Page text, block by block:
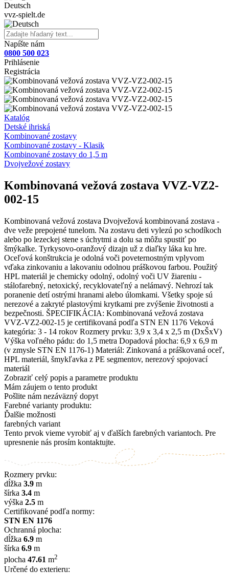
Deutsch
vvz-spielt.de
Napíšte nám
0800 500 023
Prihlásenie
Registrácia
Katalóg
Detské ihriská
Kombinované zostavy
Kombinované zostavy - Klasik
Kombinované zostavy do 1,5 m
Dvojvežové zostavy
Kombinovaná vežová zostava VVZ-VZ2-
002-15
Kombinovaná vežová zostava Dvojvežová kombinovaná zostava -
dve veže prepojené tunelom. Na zostavu deti vylezú po schodíkoch
alebo po lezeckej stene s úchytmi a dolu sa môžu spustiť po
šmýkalke. Tyrkysovo-oranžový dizajn už z diaľky láka ku hre.
Oceľová konštrukcia je odolná voči poveternostným vplyvom
vďaka zinkovaniu a lakovaniu odolnou práškovou farbou. Použitý
HPL materiál je chemicky odolný, odolný voči UV žiareniu -
stálofarebný, netoxický, recyklovateľný a nelámavý. Nehrozí tak
poranenie detí ostrými hranami alebo úlomkami. Všetky spoje sú
nerezové a zakryté plastovými krytkami pre zvýšenie životnosti a
bezpečnosti. ŠPECIFIKÁCIA: Kombinovaná vežová zostava
VVZ-VZ2-002-15 je certifikovaná podľa STN EN 1176 Veková
kategória: 3 - 14 rokov Rozmery prvku: 3,9 x 3,4 x 2,5 m (DxŠxV)
Výška voľného pádu: do 1,5 metra Dopadová plocha: 6,9 x 6,9 m
(v zmysle STN EN 1176-1) Materiál: Zinkovaná a práškovaná oceľ,
HPL materiál, šmykľavka z PE segmentov, nerezový spojovací
materiál
Zobraziť celý popis a parametre produktu
Mám záujem o tento produkt
Pošlite nám nezáväzný dopyt
Farebné varianty produktu:
Ďalšie možnosti
farebných variant
Tento prvok vieme vyrobiť aj v ďalších farebných variantoch. Pre
upresnenie nás prosím kontaktujte.
Rozmery prvku:
dĺžka 3.9 m
šírka 3.4 m
výška 2.5 m
Certifikované podľa normy:
STN EN 1176
Ochranná plocha:
dĺžka 6.9 m
šírka 6.9 m
plocha 47.61 m2
Určené do exterieru: